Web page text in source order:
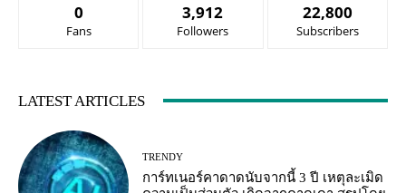
0
Fans
3,912
Followers
22,800
Subscribers
LATEST ARTICLES
TRENDY
การ์ทเนอร์คาดาดนับจากนี้ 3 ปี เหตุละเมิด